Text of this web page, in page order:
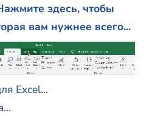
здесь, чтобы
вам нужнее всего...
Excel...